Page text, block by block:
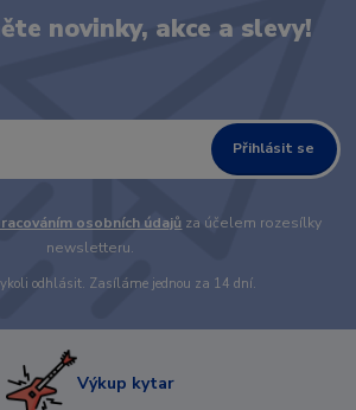
novinky, akce a slevy!
Přihlásit se
osobních údajů za účelem rozesílky
newsletteru.
odhlásit. Zasíláme jednou za 14 dní.
Výkup kytar